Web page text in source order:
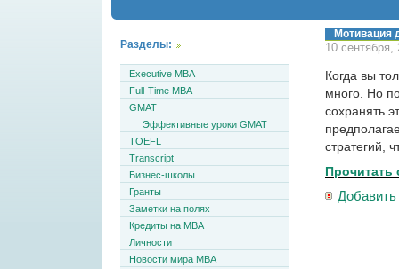
Мотивация
10
Когда вы
много. Но
сохранять
стратегий,
Прочитать
Разделы:
Executive MBA
Full-Time MBA
GMAT
Эффективные уроки GMAT
TOEFL
Transcript
Бизнес-школы
Гранты
Заметки на полях
Кредиты на MBA
Личности
Новости мира MBA